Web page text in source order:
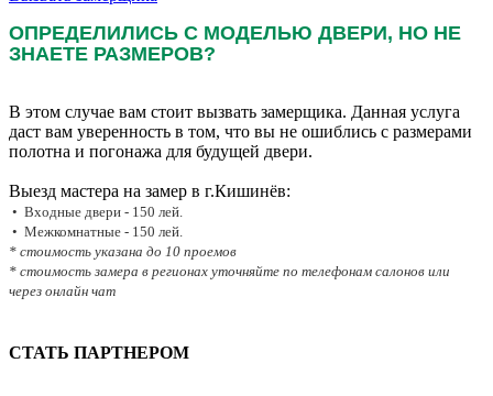
ОПРЕДЕЛИЛИСЬ С МОДЕЛЬЮ ДВЕРИ, НО НЕ
ЗНАЕТЕ РАЗМЕРОВ?
В этом случае вам стоит вызвать замерщика. Данная услуга
даст вам уверенность в том, что вы не ошиблись с размерами
полотна и погонажа для будущей двери.
Выезд мастера на замер в г.Кишинёв:
• Входные двери - 150 лей.
• Межкомнатные - 150 лей.
* стоимость указана до 10 проемов
* стоимость замера в регионах уточняйте по телефонам салонов или
через онлайн чат
СТАТЬ ПАРТНЕРОМ